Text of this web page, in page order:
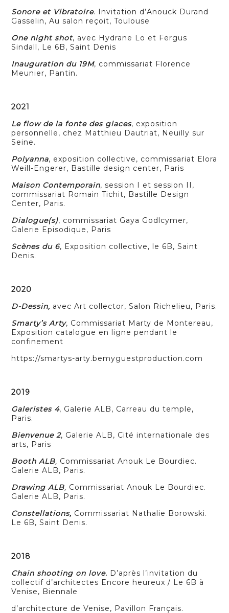
Sonore et Vibratoire. Invitation d’Anouck Durand
Gasselin, Au salon reçoit, Toulouse
One night shot, avec Hydrane Lo et Fergus
Sindall, Le 6B, Saint Denis
Inauguration du 19M, commissariat Florence
Meunier, Pantin.
2021
Le flow de la fonte des glaces, exposition
personnelle, chez Matthieu Dautriat, Neuilly sur
Seine.
Polyanna, exposition collective, commissariat Elora
Weill-Engerer, Bastille design center, Paris
Maison Contemporain, session I et session II,
commissariat Romain Tichit, Bastille Design
Center, Paris.
Dialogue(s), commissariat Gaya Godlcymer,
Galerie Episodique, Paris
Scènes du 6, Exposition collective, le 6B, Saint
Denis.
2020
D-Dessin, avec Art collector, Salon Richelieu, Paris.
Smarty’s Arty, Commissariat Marty de Montereau,
Exposition catalogue en ligne pendant le
confinement
https://smartys-arty.bemyguestproduction.com
2019
Galeristes 4, Galerie ALB, Carreau du temple,
Paris.
Bienvenue 2, Galerie ALB, Cité internationale des
arts, Paris
Booth ALB, Commissariat Anouk Le Bourdiec.
Galerie ALB, Paris.
Drawing ALB, Commissariat Anouk Le Bourdiec.
Galerie ALB, Paris.
Constellations, Commissariat Nathalie Borowski.
Le 6B, Saint Denis.
2018
Chain shooting on love. D’après l’invitation du
collectif d’architectes Encore heureux / Le 6B à
Venise, Biennale
d’architecture de Venise, Pavillon Français.